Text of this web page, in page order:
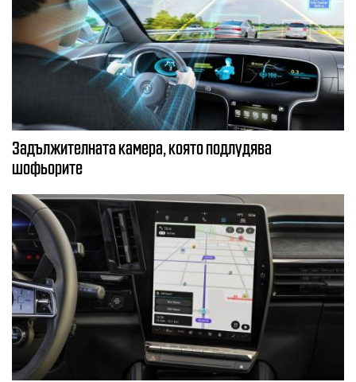
Задължителната камера, която подлудява
шофьорите